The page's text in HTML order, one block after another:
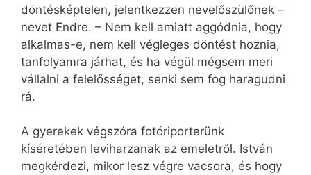
döntésképtelen, jelentkezzen nevelőszülőnek –
nevet Endre. – Nem kell amiatt aggódnia, hogy
alkalmas-e, nem kell végleges döntést hoznia,
tanfolyamra járhat, és ha végül mégsem meri
vállalni a felelősséget, senki sem fog haragudni
rá.
A gyerekek végszóra fotóriporterünk
kíséretében leviharzanak az emeletről. István
megkérdezi, mikor lesz végre vacsora, és hogy